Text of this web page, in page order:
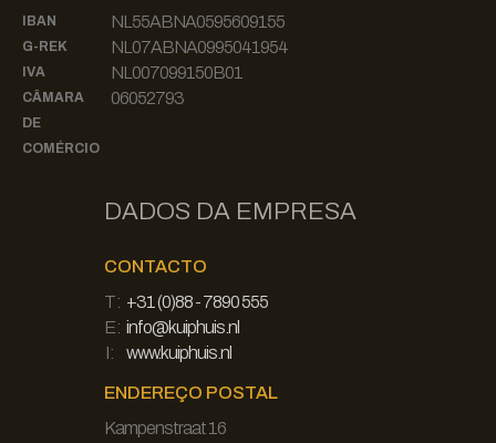
IBAN NL55ABNA0595609155
G-REK NL07ABNA0995041954
IVA NL007099150B01
CÂMARA
DE
COMÉRCIO
06052793
DADOS DA EMPRESA
CONTACTO
T: +31 (0)88 - 7890 555
E: info@kuiphuis.nl
I:
www.kuiphuis.nl
ENDEREÇO POSTAL
Kampenstraat 16